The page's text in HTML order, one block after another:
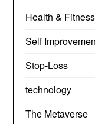
Health &
Self
Stop-Loss
technology
The Metaverse